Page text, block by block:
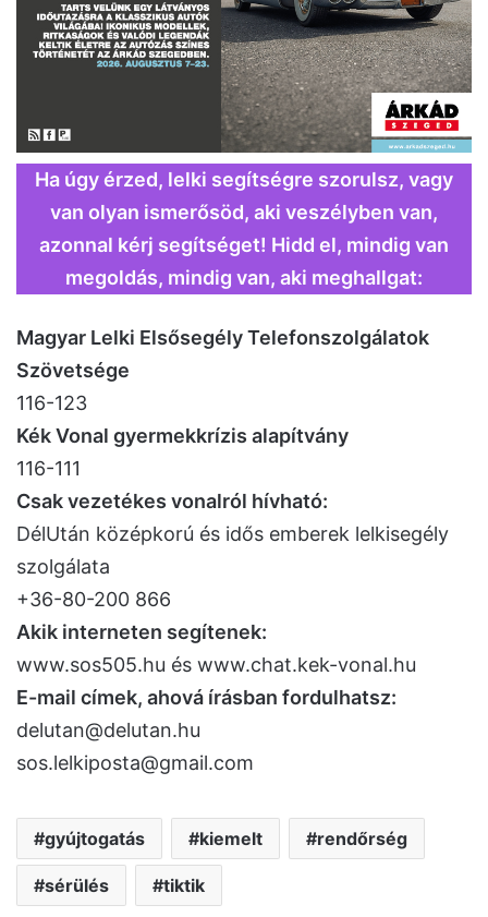
Ha úgy érzed, lelki segítségre szorulsz, vagy
van olyan ismerősöd, aki veszélyben van,
azonnal kérj segítséget! Hidd el, mindig van
megoldás, mindig van, aki meghallgat:
Magyar Lelki Elsősegély Telefonszolgálatok
Szövetsége
116-123
Kék Vonal gyermekkrízis alapítvány
116-111
Csak vezetékes vonalról hívható:
DélUtán középkorú és idős emberek lelkisegély
szolgálata
+36-80-200 866
Akik interneten segítenek:
www.sos505.hu és www.chat.kek-vonal.hu
E-mail címek, ahová írásban fordulhatsz:
delutan@delutan.hu
sos.lelkiposta@gmail.com
gyújtogatás kiemelt rendőrség
sérülés tiktik